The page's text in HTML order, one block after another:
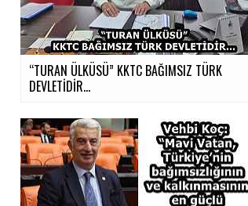
“TURAN ÜLKÜSÜ” KKTC BAĞIMSIZ TÜRK
DEVLETİDİR…